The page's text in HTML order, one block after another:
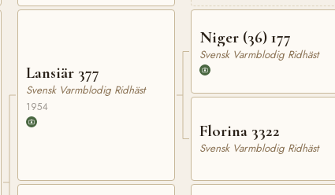
Lansiär 377
Svensk Varmblodig Ridhäst
1954
Niger (36) 177
Svensk Varmblodig Ridhäst
Florina 3322
Svensk Varmblodig Ridhäst